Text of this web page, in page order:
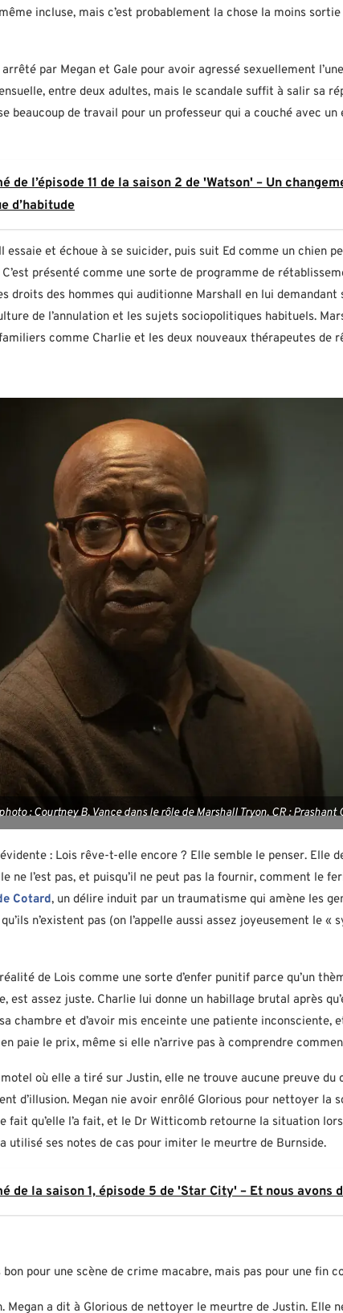
incluse, mais c’est probablement la chose la moins
par Megan et Gale pour avoir agressé sexuellement
entre deux adultes, mais le scandale suffit à salir sa
beaucoup de travail pour un professeur qui a couché avec
de l’épisode 11 de la saison 2 de 'Watson' – Un
d’habitude
essaie et échoue à se suicider, puis suit Ed comme un chien
présenté comme une sorte de programme de
droits des hommes qui auditionne Marshall en lui demandant
de l’annulation et les sujets sociopolitiques habituels.
comme Charlie et les deux nouveaux thérapeutes de
: Courtney B. Vance dans le rôle de Marshall Tryon. CR : Prashant
: Lois rêve-t-elle encore ? Elle semble le penser. Elle
ne l’est pas, et puisqu’il ne peut pas la fournir, comment le
Cotard, un délire induit par un traumatisme qui amène les
n’existent pas (on l’appelle aussi assez joyeusement le «
de Lois comme une sorte d’enfer punitif parce qu’un
est assez juste. Charlie lui donne un habillage brutal après
chambre et d’avoir mis enceinte une patiente inconsciente,
paie le prix, même si elle n’arrive pas à comprendre
où elle a tiré sur Justin, elle ne trouve aucune preuve du
d’illusion. Megan nie avoir enrôlé Glorious pour nettoyer la
fait qu’elle l’a fait, et le Dr Witticomb retourne la situation
utilisé ses notes de cas pour imiter le meurtre de Burnside.
de la saison 1, épisode 5 de 'Star City' – Et nous avons
pour une scène de crime macabre, mais pas pour une fin
Megan a dit à Glorious de nettoyer le meurtre de Justin. Elle